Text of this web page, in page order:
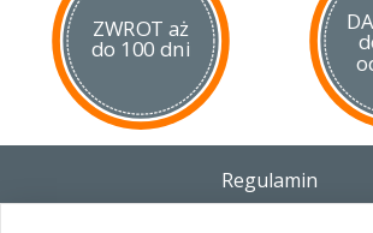
ZWROT aż
do 100 dni
Regulamin